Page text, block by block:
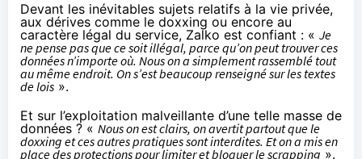
Devant les inévitables sujets relatifs à la vie privée,
aux dérives comme le doxxing ou encore au
caractère légal du service, Zalko est confiant : « Je
ne pense pas que ce soit illégal, parce qu’on peut trouver ces
données n’importe où. Nous on a simplement rassemblé tout
au même endroit. On s’est beaucoup renseigné sur les textes
de lois ».
Et sur l’exploitation malveillante d’une telle masse de
données ? « Nous on est clairs, on avertit partout que le
doxxing et ces autres pratiques sont interdites. Et on a mis en
place des protections pour limiter et bloquer le scrapping ».